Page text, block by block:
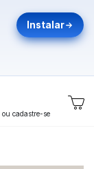
Instalar
ou cadastre-se